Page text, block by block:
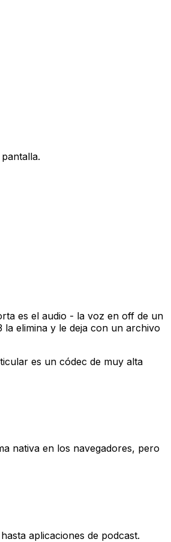
es el audio - la voz en off de un
elimina y le deja con un archivo
es un códec de muy alta
nativa en los navegadores, pero
aplicaciones de podcast.